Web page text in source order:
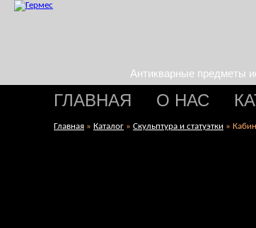
Антикварные предметы
ГЛАВНАЯ О НАС
Главная » Каталог » Скульптура и статуэтки »